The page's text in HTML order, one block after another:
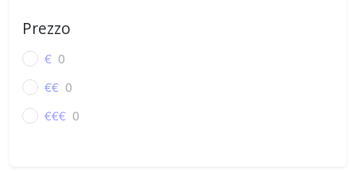
Prezzo
€ 0
€€ 0
€€€ 0